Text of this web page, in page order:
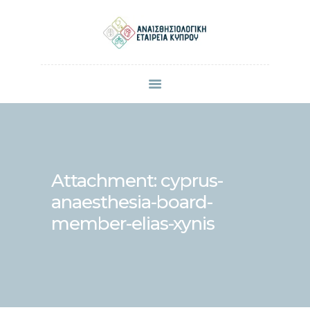
Attachment: cyprus-
anaesthesia-board-
member-elias-xynis
ΠΟΙΟΙ ΕΙΜΑΣΤΕ
ΣΥΝΕΔΡΙΑ & ΗΜΕΡΙΔΕΣ
ΕΠΙΚΟΙΝΩΝΙΑ